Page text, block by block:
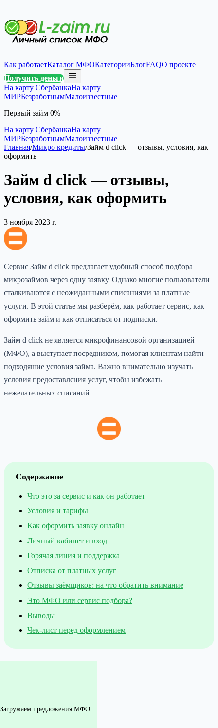
Как работаетКаталог МФОКатегорииБлогFAQО проекте
Получить деньги
На карту СбербанкаНа карту
МИРБезработнымМалоизвестные
Первый займ 0%
На карту СбербанкаНа карту
МИРБезработнымМалоизвестные
Главная/Микро кредиты/Займ d click — отзывы, условия, как
оформить
Займ d click — отзывы,
условия, как оформить
3 ноября 2023 г.
Сервис Займ d click предлагает удобный способ подбора
микрозаймов через одну заявку. Однако многие пользователи
сталкиваются с неожиданными списаниями за платные
услуги. В этой статье мы разберём, как работает сервис, как
оформить займ и как отписаться от подписки.
Займ d click не является микрофинансовой организацией
(МФО), а выступает посредником, помогая клиентам найти
подходящие условия займа. Важно внимательно изучать
условия предоставления услуг, чтобы избежать
нежелательных списаний.
Содержание
Что это за сервис и как он работает
Условия и тарифы
Как оформить заявку онлайн
Личный кабинет и вход
Горячая линия и поддержка
Отписка от платных услуг
Отзывы заёмщиков: на что обратить внимание
Это МФО или сервис подбора?
Выводы
Чек-лист перед оформлением
Загружаем предложения МФО…